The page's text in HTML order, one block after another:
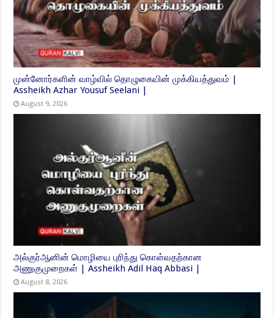
முன்னோர்களின் வாழ்வில் தொழுகையின் முக்கியத்துவம் |
Assheikh Azhar Yousuf Seelani |
August 9, 2026
அல்குர்ஆனின் மொழியை புரிந்து கொள்வதற்கான
அணுகுமுறைகள் | Assheikh Adil Haq Abbasi |
August 8, 2026